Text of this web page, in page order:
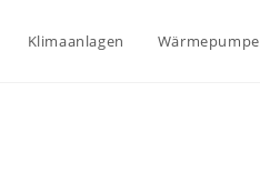
Klimaanlagen Wärmepumpe